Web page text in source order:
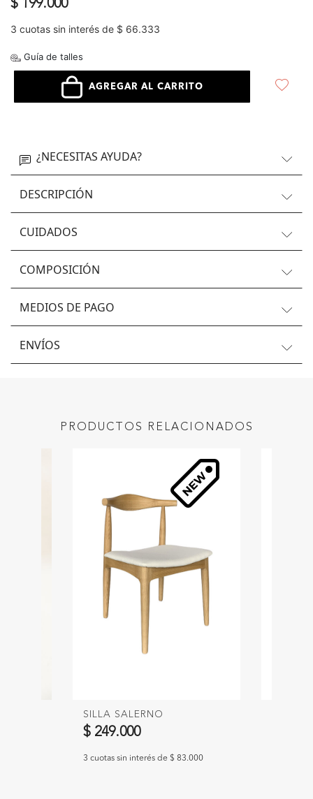
$ 199.000
3 cuotas sin interés de $ 66.333
Guía de talles
AGREGAR AL CARRITO
¿NECESITAS AYUDA?
DESCRIPCIÓN
CUIDADOS
COMPOSICIÓN
MEDIOS DE PAGO
ENVÍOS
PRODUCTOS RELACIONADOS
SILLA SALERNO
$ 249.000
3 cuotas sin interés de $ 83.000